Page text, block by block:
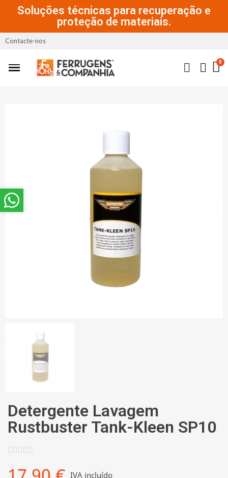
Soluções técnicas para recuperação e
proteção de materiais.
Contacte-nos
Detergente Lavagem
Rustbuster Tank-Kleen SP10
    
IVA incluído